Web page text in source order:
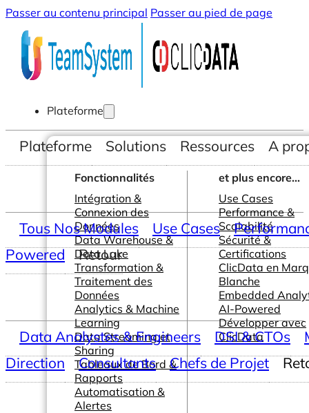
Passer au contenu principal Passer au pied de page
Plateforme
Fonctionnalités
Intégration &
Connexion des
Données
Data Warehouse &
Data Lake
Transformation &
Traitement des
Données
Analytics & Machine
Learning
Data Streaming et
Sharing
Tableaux de Bord &
Rapports
Automatisation &
Alertes
et plus encore...
Use Cases
Performance &
Scalabilité
Sécurité &
Certifications
ClicData en
Blanche
Embedded
AI-Powered
Développer avec
ClicData
Plateforme Solutions Ressources A
Tous Nos Modules Use Cases
Powered
Retour
Data Analystes & Engineers DSI & CTOs
Direction
Consultants Chefs de Projet